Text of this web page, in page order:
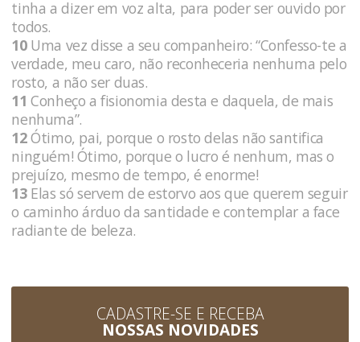
tinha a dizer em voz alta, para poder ser ouvido por
todos.
10Uma vez disse a seu companheiro: “Confesso-te a
verdade, meu caro, não reconheceria nenhuma pelo
rosto, a não ser duas.
11 Conheço a fisionomia desta e daquela, de mais
nenhuma”.
12Ótimo, pai, porque o rosto delas não santifica
ninguém! Ótimo, porque o lucro é nenhum, mas o
prejuízo, mesmo de tempo, é enorme!
13Elas só servem de estorvo aos que querem seguir
o caminho árduo da santidade e contemplar a face
radiante de beleza.
CADASTRE-SE E RECEBA
NOSSAS NOVIDADES